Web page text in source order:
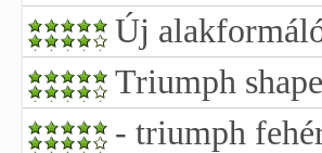
Új
Triumph
- triumph